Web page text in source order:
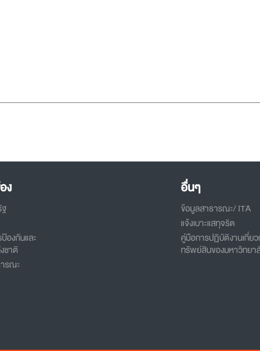
ง
องกันและ
ชาติ
รณะ
อื่นๆ
ข้อมูลสาธารณะ/ ITA
แจ้งเบาะแสทุจริต
คู่มือการปฏิบัติงานเกี่ยว
ทรัพย์สินของมหาวิทยา